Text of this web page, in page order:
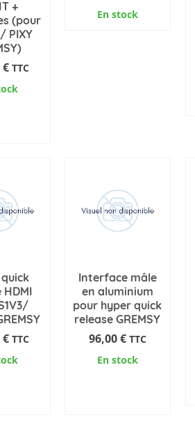
+
(pour
PIXY
€ TTC
En stock
HDMI
€ TTC
Interface mâle
en aluminium
pour hyper quick
release GREMSY
96,00€ TTC
En stock